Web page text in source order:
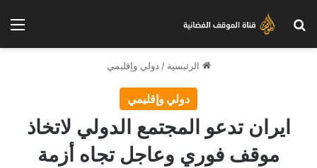
بحث عن
الرئيسية / دولي وإقليمي
دولي وإقليمي
ايران تدعو المجتمع الدولي لاتخاذ
موقف فوري وعاجل تجاه أزمة